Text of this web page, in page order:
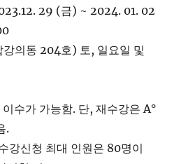
29 (금) ~ 2024. 01. 02
의동 204호) 토, 일요일 및
수가 가능함. 단, 재수강은 A°
.
강신청 최대 인원은 80명이